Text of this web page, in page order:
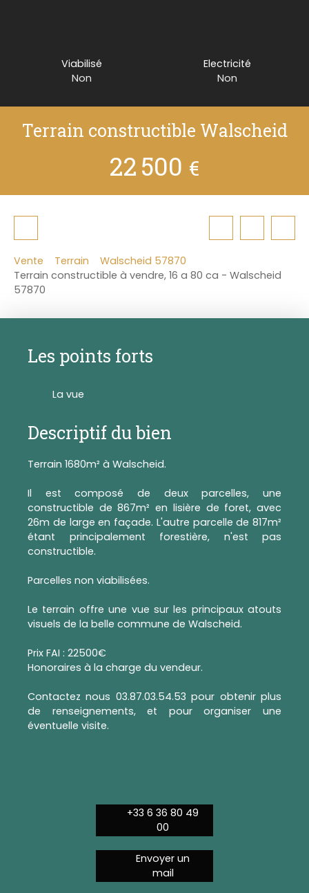
Viabilisé
Non
Electricité
Non
Terrain constructible Walscheid
22 500 €
Vente Terrain
Walscheid 57870
Terrain constructible à vendre, 16 a 80 ca - Walscheid
57870
Les points forts
La vue
Descriptif du bien
Terrain 1680m² à Walscheid.
Il est composé de deux parcelles, une
constructible de 867m² en lisière de foret, avec
26m de large en façade. L'autre parcelle de 817m²
étant principalement forestière, n'est pas
constructible.
Parcelles non viabilisées.
Le terrain offre une vue sur les principaux atouts
visuels de la belle commune de Walscheid.
Prix FAI : 22500€
Honoraires à la charge du vendeur.
Contactez nous 03.87.03.54.53 pour obtenir plus
de renseignements, et pour organiser une
éventuelle visite.
+33 6 36 80 49
00
Envoyer un
mail